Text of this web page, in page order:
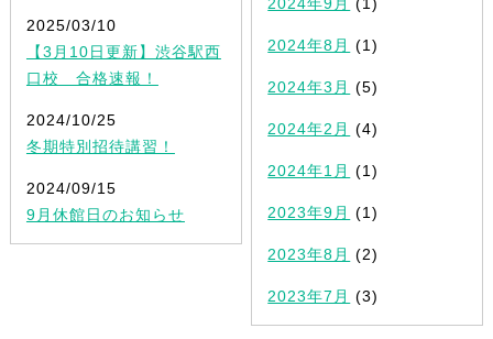
2025/03/10
【3月10日更新】渋谷駅西
口校 合格速報！
2024/10/25
冬期特別招待講習！
2024/09/15
9月休館日のお知らせ
2024年8月 (1)
2024年3月 (5)
2024年2月 (4)
2024年1月 (1)
2023年9月 (1)
2023年8月 (2)
2023年7月 (3)